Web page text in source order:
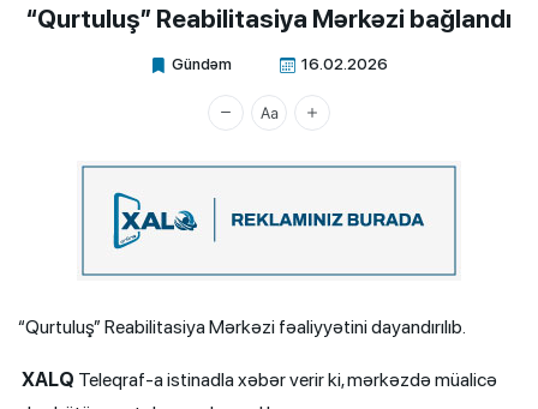
“Qurtuluş” Reabilitasiya Mərkəzi bağlandı
Gündəm 16.02.2026
Xalq.Online
“Qurtuluş” Reabilitasiya Mərkəzi fəaliyyətini dayandırılıb.
XALQ Teleqraf-a istinadla xəbər verir ki, mərkəzdə müalicə